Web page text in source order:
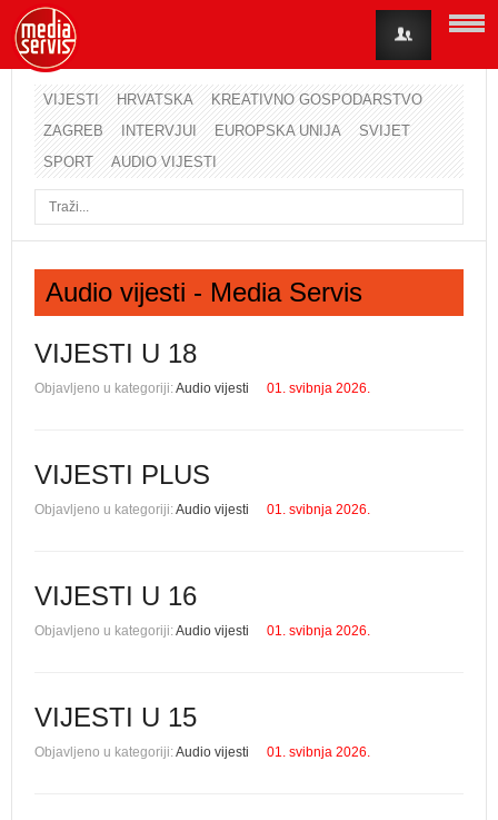
VIJESTI HRVATSKA
KREATIVNO GOSPODARSTVO
ZAGREB
INTERVJUI EUROPSKA UNIJA
SVIJET
SPORT
AUDIO VIJESTI
Audio vijesti - Media Servis
VIJESTI U 18
Objavljeno u kategoriji:Audio vijesti 01. svibnja 2026.
VIJESTI PLUS
Objavljeno u kategoriji:Audio vijesti 01. svibnja 2026.
VIJESTI U 16
Objavljeno u kategoriji:Audio vijesti 01. svibnja 2026.
VIJESTI U 15
Objavljeno u kategoriji:Audio vijesti 01. svibnja 2026.
Korisničko ime
Lozinka
Zaboravili ste lozinku?